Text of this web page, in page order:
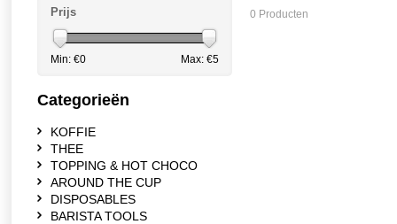
0 Producten
Prijs
Min: €0 Max: €5
Categorieën
KOFFIE
THEE
TOPPING & HOT CHOCO
AROUND THE CUP
DISPOSABLES
BARISTA TOOLS